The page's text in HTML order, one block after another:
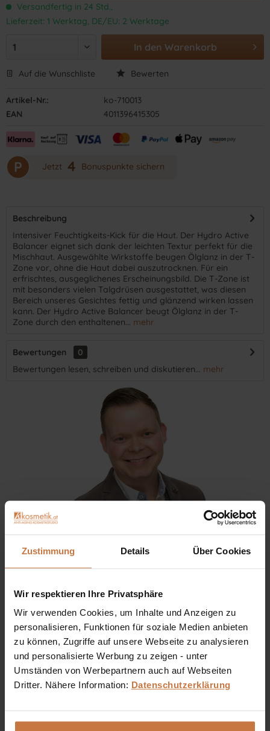
Zustimmung Details Über Cookies
Wir respektieren Ihre Privatsphäre
Wir verwenden Cookies, um Inhalte und Anzeigen zu
personalisieren, Funktionen für soziale Medien anbieten
zu können, Zugriffe auf unsere Webseite zu analysieren
und personalisierte Werbung zu zeigen - unter
Umständen von Werbepartnern auch auf Webseiten
Dritter. Nähere Information: Datenschutzerklärung
Versandfertig in 24 Std.,
Lieferzeit: 1 Werktag, DE/EU: 2 Werktage
In den Warenkorb
Auf die Wunschliste Bewerten
Artikel-Nr.:
ko-710013
EAN
4011396415305
P Jetzt 4 Bonuspunkte sichern
Beschreibung
Intensiver Feuchtigkeits-Kick für die Haut. Der Hydro Active
Balancer eignet sich dank der leichten Textur perfekt für die
Mischhaut. Ausgewählte Wirkstoffe beugen Ölglanz in der T-
Zone vor, ohne die Haut dabei auszutrocknen. Für ein
erfrischtes, ausgeglichenes Erscheinungsbild. Die T-Zone ist
mit besonders vielen Talgdrüsen ausgestattet, was diesen
Bereich unseres Gesichtes fettig und glänzend wirken lassen
kann. Der Hydro Active Balancer beugt Ölglanz in der T-
Zone durch den enthaltenen... mehr
Bewertungen
0
Bewertungen lesen, schreiben und diskutieren... mehr
Produktberatung oder wollen nur wissen, wie man das
kosmetische Produkt richtig anwendet?
Ich stehe Ihnen gerne persönlich zur Verfügung:
+43 (0)699 17 310 310